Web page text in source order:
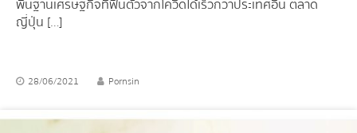
พื้นฐานเศรษฐกิจที่ฟื้นตัวจากโควิดได้เร็วกว่าประเทศอื่น ตลาด
ญี่ปุ่น […]
28/06/2021 Pornsin